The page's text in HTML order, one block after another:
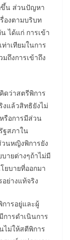
ขึ้น ส่วนปัญหา
องตามบริบท
ได้แก่ การเข้า
าเทียมในการ
ถึงการเข้าถึง
ดว่าสตรีพิการ
งแล้วสิทธิยังไม่
รือการมีส่วน
ฐสภาใน
นหญิงพิการยัง
ายต่างๆถ้าไม่มี
ยบายที่ออกมา
ย่างแท้จริง
ารอยู่และผู้
การดำเนินการ
ไม่ให้สตีพิการ